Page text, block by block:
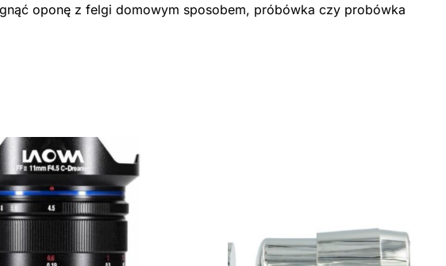
oponę z felgi domowym sposobem, próbówka czy probówka